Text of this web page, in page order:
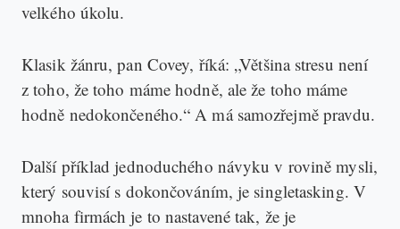
velkého úkolu.
Klasik žánru, pan Covey, říká: „Většina stresu není
z toho, že toho máme hodně, ale že toho máme
hodně nedokončeného.“ A má samozřejmě pravdu.
Další příklad jednoduchého návyku v rovině mysli,
který souvisí s dokončováním, je singletasking. V
mnoha firmách je to nastavené tak, že je